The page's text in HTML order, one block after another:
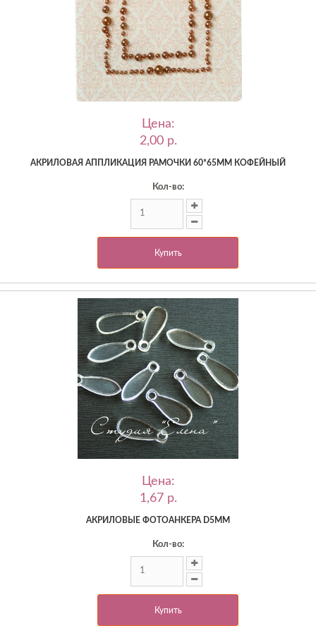
Цена:
2,00 p.
АКРИЛОВАЯ АППЛИКАЦИЯ РАМОЧКИ 60*65ММ КОФЕЙНЫЙ
Кол-во:
Купить
Цена:
1,67 p.
АКРИЛОВЫЕ ФОТОАНКЕРА D5ММ
Кол-во:
Купить